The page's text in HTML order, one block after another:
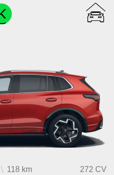
118 km 272 CV